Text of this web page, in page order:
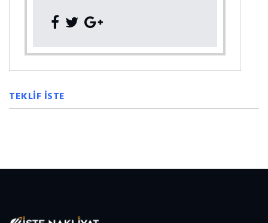
TEKLİF İSTE